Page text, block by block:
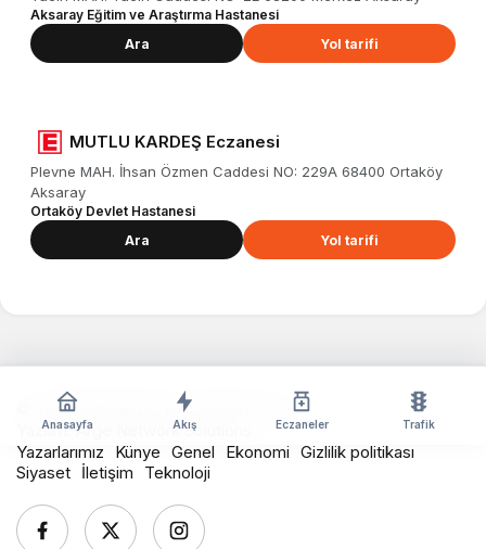
Aksaray Eğitim ve Araştırma Hastanesi
Ara
Yol tarifi
MUTLU KARDEŞ Eczanesi
Plevne MAH. İhsan Özmen Caddesi NO: 229A 68400 Ortaköy
Aksaray
Ortaköy Devlet Hastanesi
Ara
Yol tarifi
Anasayfa Akış Eczaneler Trafik
© Telif Hakkı 2026, Tüm Hakları Saklıdır
Yazılım:Arge Network Solutions
Yazarlarımız
Künye Genel Ekonomi Gizlilik politikası
Siyaset İletişim Teknoloji